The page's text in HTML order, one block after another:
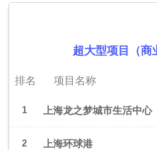
超大型项目（商
排名 项目名称
1 上海龙之梦城市生活中心
2 上海环球港